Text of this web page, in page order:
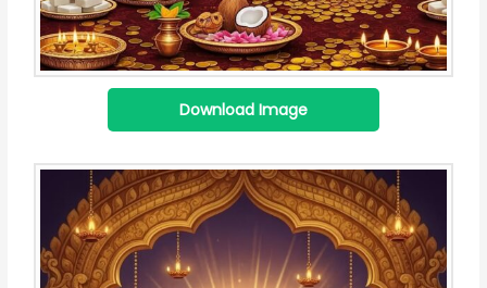
Download Image